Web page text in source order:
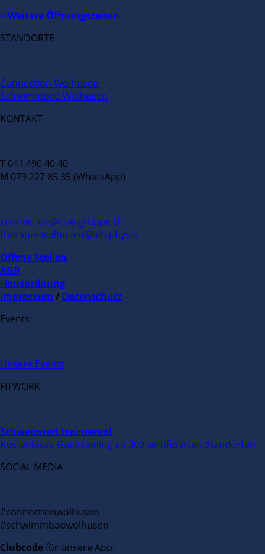
> Weitere Öffnungszeiten
STANDORTE
Connection Wolhusen
Schwimmbad Wolhusen
KONTAKT
T 041 490 40 40
M 079 227 85 35 (WhatsApp)
connection@csw-gruppe.ch
therapie-wolhusen@hin.physio
Offene Stellen
AGB
Hausordnung
Impressum / Datenschutz
Events
Unsere Events
FITWORK
Schweizweit trainieren!
Kostenloses Gasttraining an 300 zertifizierten Standorten
SOCIAL MEDIA
#connectionwolhusen
#schwimmbadwolhusen
Clubcodefür unsere App: